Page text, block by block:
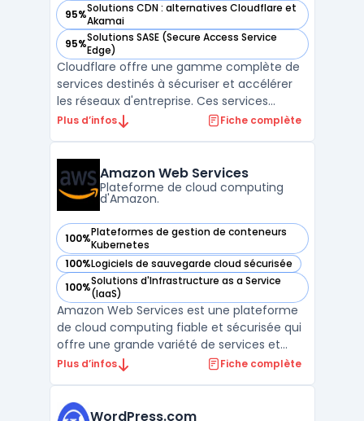
95%Solutions CDN : alternatives Cloudflare et
Akamai
— voir Cloudflare Network Services dans cette catégorie
95%Solutions SASE (Secure Access Service
Edge)
— voir Cloudflare Network Services dans cette catégorie
Cloudflare offre une gamme complète de
services destinés à sécuriser et accélérer
les réseaux d'entreprise. Ces services
combinent sécurité, performances et
réseaux. En complément, Cloudflare
propose des modules additi ...
Plus d’infos Fiche complète
Amazon Web Services
Plateforme de cloud computing
d'Amazon.
100%Plateformes de gestion de conteneurs
Kubernetes
— voir Amazon Web Services dans cette catégorie
100%Logiciels de sauvegarde cloud sécurisée
— voir Amazon Web Services dans cette catégorie
100%Solutions d'Infrastructure as a Service
(IaaS)
— voir Amazon Web Services dans cette catégorie
Amazon Web Services est une plateforme
de cloud computing fiable et sécurisée qui
offre une grande variété de services et
d'outils pour aider les entreprises à gérer de
les clients peuvent accéder à une gestion
Plus d’infos Fiche complète
WordPress.com